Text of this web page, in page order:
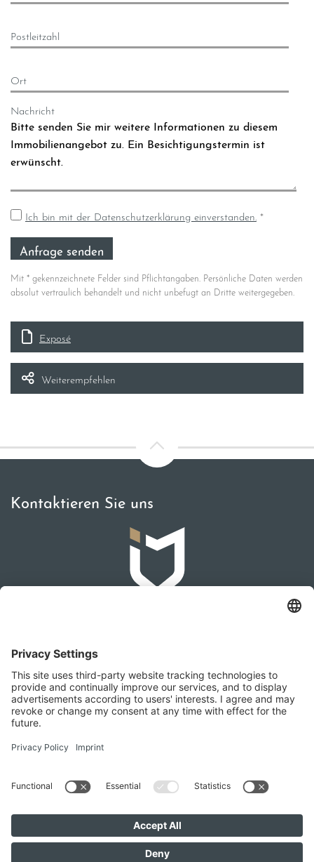
Postleitzahl
Ort
Nachricht
Ich bin mit der Datenschutzerklärung einverstanden. *
Mit * gekennzeichnete Felder sind Pflichtangaben. Persönliche Daten werden
absolut vertraulich behandelt und nicht unbefugt an Dritte weitergegeben.
Exposé
Weiterempfehlen
Kontaktieren Sie uns
IMMOMAKLEREI
Franz-Josef-Straße 2, 4540 Bad Hall
+436642279874
office@immomaklerei.at
Besuchen Sie uns auch hier